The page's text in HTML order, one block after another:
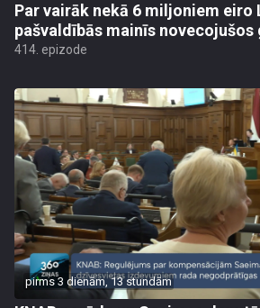
Par vairāk nekā 6 miljoniem eiro
pašvaldībās mainīs novecojušos
414. epizode
pirms 3 dienām, 13 stundām